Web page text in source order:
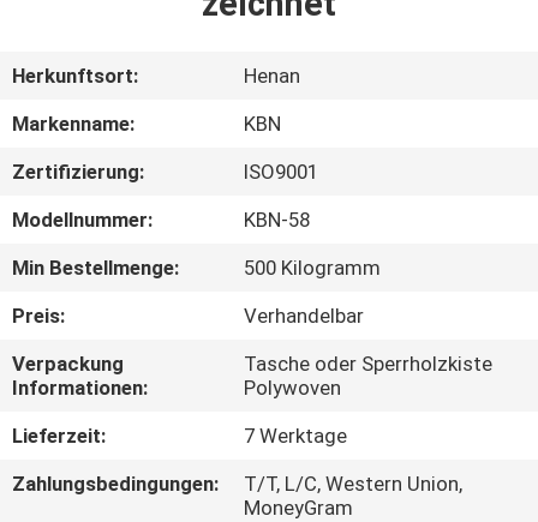
UNS
AUSFLUG
QUALITÄTSKONTROLLE
TRETEN
SIE
MIT
UNS
Herkunftsort:
Henan
Markenname:
KBN
Zertifizierung:
ISO9001
Modellnummer:
KBN-58
Min Bestellmenge:
500 Kilogramm
Preis:
Verhandelbar
Verpackung
Informationen:
Tasche oder Sperrholzkiste
Polywoven
Lieferzeit:
7 Werktage
Zahlungsbedingungen:
T/T, L/C, Western Union,
MoneyGram